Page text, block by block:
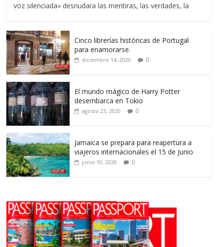
voz silenciada» desnudara las mentiras, las verdades, la
Cinco librerías históricas de Portugal
para enamorarse.
diciembre 14, 2020 0
El mundo mágico de Harry Potter
desembarca en Tokio
agosto 23, 2020 0
Jamaica se prepara para reapertura a
viajeros internacionales el 15 de Junio
junio 10, 2020 0